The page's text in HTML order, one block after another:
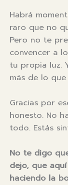
Habrá
raro que no
Pero no te
convencer a
tu propia luz.
más de lo que
Gracias por
honesto. No
todo. Estás
No te digo
dejo, que
haciendo la